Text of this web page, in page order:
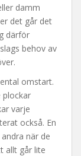
damm
det går det
därför
behov av
omstart.
plockar
varje
också. En
när de
allt går lite